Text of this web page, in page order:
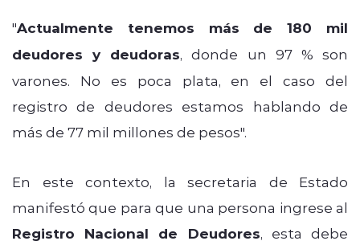
"Actualmente tenemos más de 180 mil
deudores y deudoras, donde un 97 % son
varones. No es poca plata, en el caso del
registro de deudores estamos hablando de
más de 77 mil millones de pesos".
En este contexto, la secretaria de Estado
manifestó que para que una persona ingrese al
Registro Nacional de Deudores, esta debe